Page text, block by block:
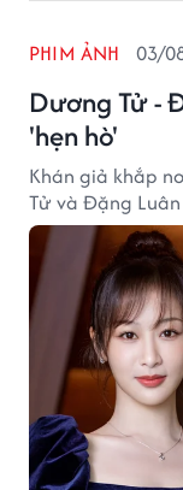
Dương Tử -
'hẹn hò'
PHIM ẢNH 03/
Khán giả khắp
Tử và Đặng